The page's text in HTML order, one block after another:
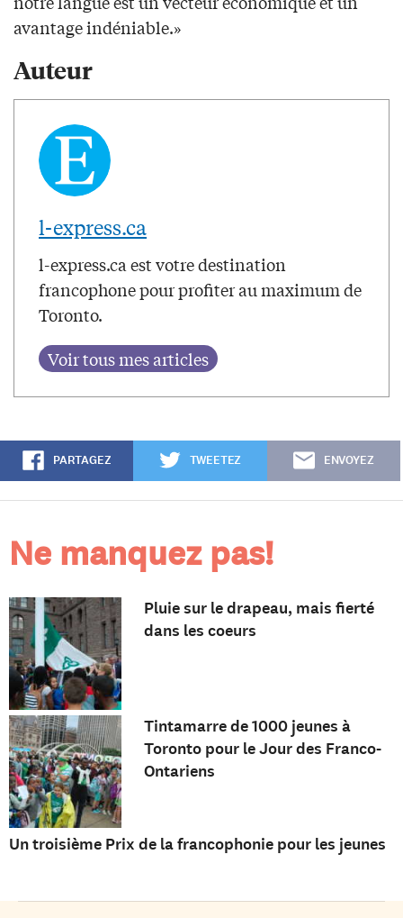
avantage indéniable.»
Auteur
l-express.ca
l-express.ca est votre destination
francophone pour profiter au maximum de
Toronto.
PARTAGEZ TWEETEZ ENVOYEZ
Ne manquez pas!
Pluie sur le drapeau, mais fierté
dans les coeurs
Tintamarre de 1000 jeunes à
Toronto pour le Jour des Franco-
Ontariens
Un troisième Prix de la francophonie pour les jeunes